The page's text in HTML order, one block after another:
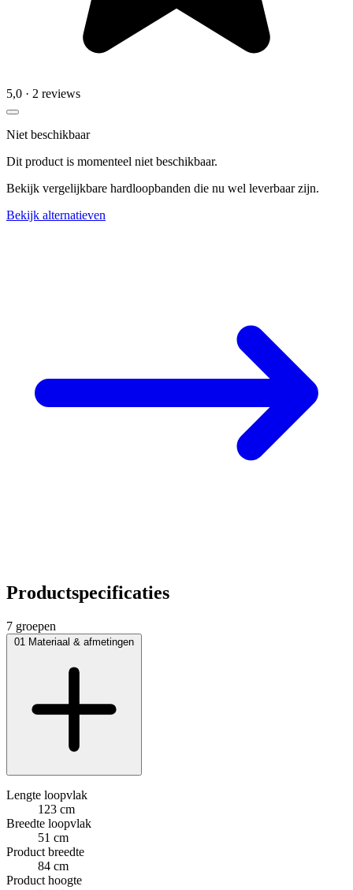
5,0 · 2 reviews
Niet beschikbaar
Dit product is momenteel niet beschikbaar.
Bekijk vergelijkbare hardloopbanden die nu wel leverbaar zijn.
Bekijk alternatieven
Productspecificaties
7 groepen
01 Materiaal & afmetingen
Lengte loopvlak
123 cm
Breedte loopvlak
51 cm
Product breedte
84 cm
Product hoogte